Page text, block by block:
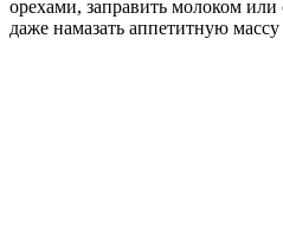
орехами, заправить молоком
даже намазать аппетитную массу